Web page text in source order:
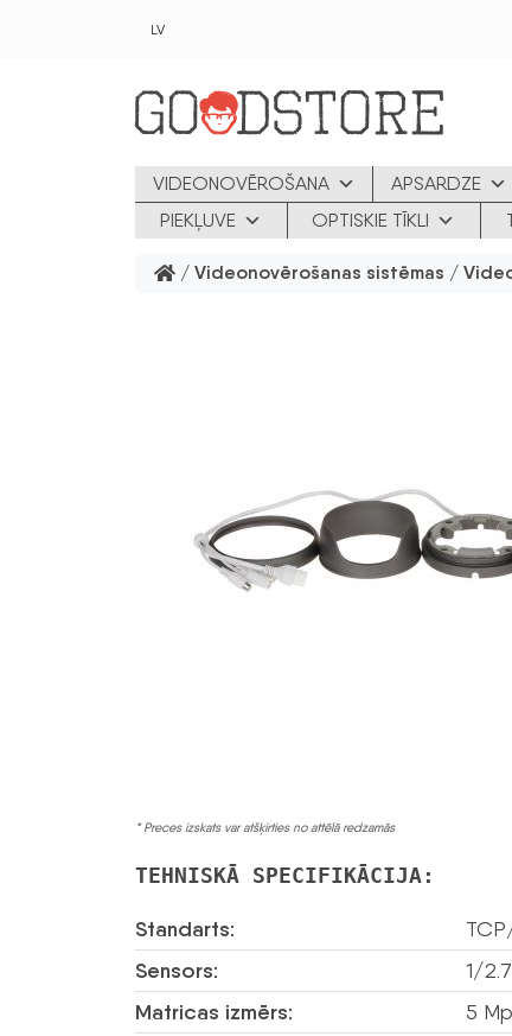
LV
VIDEONOVĒROŠANA APSARDZE
PIEKĻUVE
OPTISKIE TĪKLI
/ Videonovērošanas sistēmas /
* Preces izskats var atšķirties no attēlā redzamās
TEHNISKĀ SPECIFIKĀCIJA:
Standarts:
Sensors: 1/
Matricas izmērs: 5